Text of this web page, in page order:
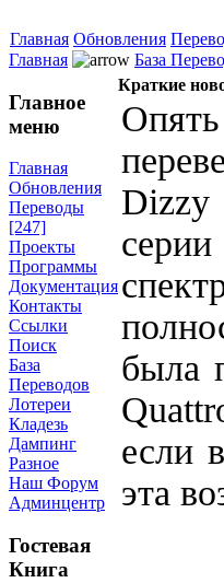
Главная Обновления
Главная
База
Главное
меню
Главная
Обновления
Переводы
[247]
Проекты
Программы
Документация
Контакты
Ссылки
Поиск
База
Переводов
Лотереи
Кладезь
Дампинг
Разное
Наш Форум
Админцентр
Гостевая
Книга
Краткие
Dizzy
была
если
эта